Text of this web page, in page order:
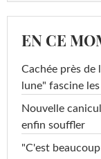
EN CE
Cachée près de
lune" fascine
Nouvelle
enfin souffler
"C'est